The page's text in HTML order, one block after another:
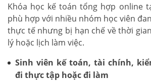
Khóa học kế toán tổng hợp online
phù hợp với nhiều nhóm học viên
thực tế nhưng bị hạn chế về thời
lý hoặc lịch làm việc.
Sinh viên kế toán, tài chính,
đi thực tập hoặc đi làm